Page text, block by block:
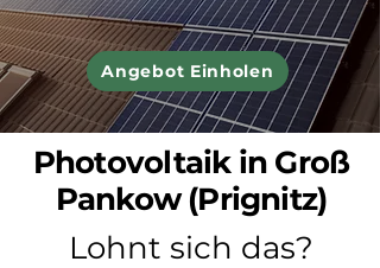
Angebot Einholen
Photovoltaik in Groß
Pankow (Prignitz)
Lohnt sich das?